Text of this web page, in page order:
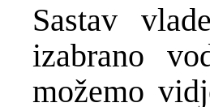
Sastav
izabrano
možemo